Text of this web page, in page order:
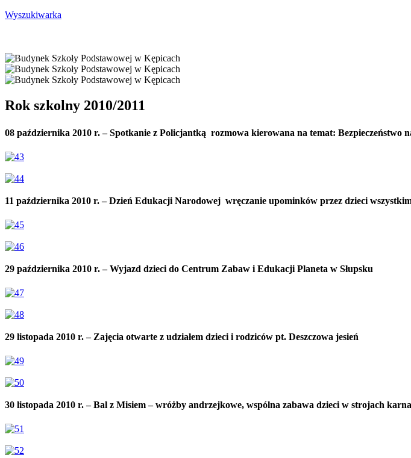
Wyszukiwarka
Rok szkolny 2010/2011
08 października 2010 r. – Spotkanie z Policjantką  rozmowa kierowana na temat: Bezpieczeństwo
11 października 2010 r. – Dzień Edukacji Narodowej  wręczanie upominków przez dzieci
29 października 2010 r. – Wyjazd dzieci do Centrum Zabaw i Edukacji Planeta w Słupsku
29 listopada 2010 r. – Zajęcia otwarte z udziałem dzieci i rodziców pt. Deszczowa jesień
30 listopada 2010 r. – Bal z Misiem – wróżby andrzejkowe, wspólna zabawa dzieci w strojach